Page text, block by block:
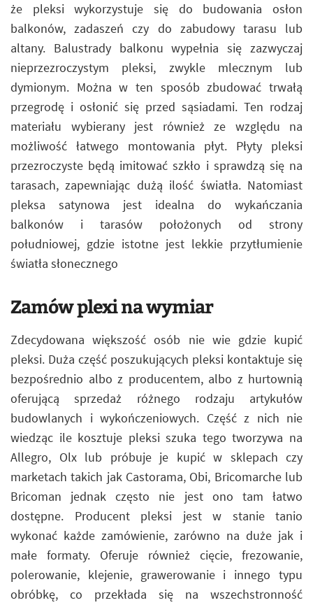
że pleksi wykorzystuje się do budowania osłon
balkonów, zadaszeń czy do zabudowy tarasu lub
altany. Balustrady balkonu wypełnia się zazwyczaj
nieprzezroczystym pleksi, zwykle mlecznym lub
dymionym. Można w ten sposób zbudować trwałą
przegrodę i osłonić się przed sąsiadami. Ten rodzaj
materiału wybierany jest również ze względu na
możliwość łatwego montowania płyt. Płyty pleksi
przezroczyste będą imitować szkło i sprawdzą się na
tarasach, zapewniając dużą ilość światła. Natomiast
pleksa satynowa jest idealna do wykańczania
balkonów i tarasów położonych od strony
południowej, gdzie istotne jest lekkie przytłumienie
światła słonecznego
Zamów plexi na wymiar
Zdecydowana większość osób nie wie gdzie kupić
pleksi. Duża część poszukujących pleksi kontaktuje się
bezpośrednio albo z producentem, albo z hurtownią
oferującą sprzedaż różnego rodzaju artykułów
budowlanych i wykończeniowych. Część z nich nie
wiedząc ile kosztuje pleksi szuka tego tworzywa na
Allegro, Olx lub próbuje je kupić w sklepach czy
marketach takich jak Castorama, Obi, Bricomarche lub
Bricoman jednak często nie jest ono tam łatwo
dostępne. Producent pleksi jest w stanie tanio
wykonać każde zamówienie, zarówno na duże jak i
małe formaty. Oferuje również cięcie, frezowanie,
polerowanie, klejenie, grawerowanie i innego typu
obróbkę, co przekłada się na wszechstronność